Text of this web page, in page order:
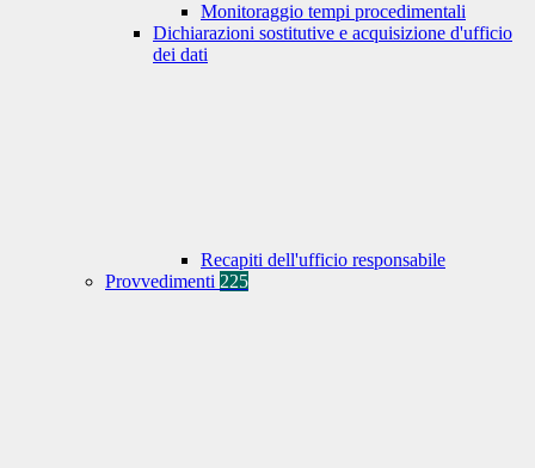
Monitoraggio tempi procedimentali
Dichiarazioni sostitutive e acquisizione d'ufficio
dei dati
Recapiti dell'ufficio responsabile
Provvedimenti 225